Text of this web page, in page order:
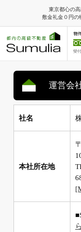
東京都心の
敷金礼金０円の
運営会
社名
本社所在地
ら